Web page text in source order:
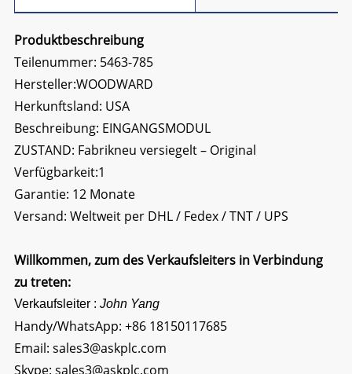
Produktbeschreibung
Teilenummer: 5463-785
Hersteller:WOODWARD
Herkunftsland: USA
Beschreibung: EINGANGSMODUL
ZUSTAND: Fabrikneu versiegelt – Original
Verfügbarkeit:1
Garantie: 12 Monate
Versand: Weltweit per DHL / Fedex / TNT / UPS
Willkommen, zum des Verkaufsleiters in Verbindung
zu treten:
Verkaufsleiter : John Yang
Handy/WhatsApp: +86 18150117685
Email: sales3@askplc.com
Skype: sales3@askplc.com